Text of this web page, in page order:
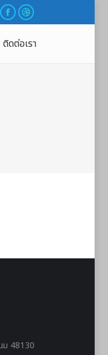
ติดต่อเรา
ม 48130